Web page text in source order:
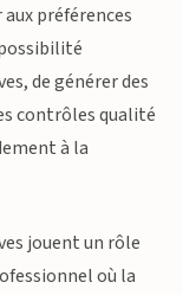
préférences
de générer des
contrôles qualité
à la
jouent un rôle
où la